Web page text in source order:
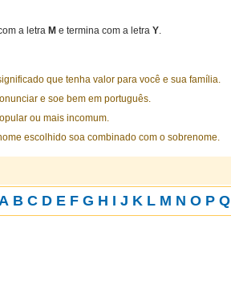
a letra M e termina com a letra Y.
que tenha valor para você e sua família.
e soe bem em português.
ou mais incomum.
escolhido soa combinado com o sobrenome.
B C D E F G H I J K L M N O P Q